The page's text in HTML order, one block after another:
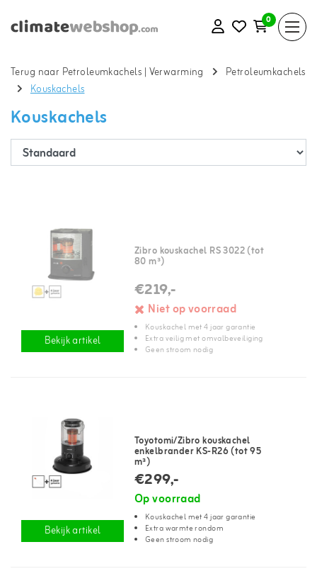
0
Terug naar Petroleumkachels | Verwarming
Petroleumkachels
Kouskachels
Kouskachels
Bekijk artikel
Zibro kouskachel RS 3022 (tot
80 m³)
€219,-
Niet op voorraad
Kouskachel met 4 jaar garantie
Extra veilig met omvalbeveiliging
Geen stroom nodig
Bekijk artikel
Toyotomi/Zibro kouskachel
enkelbrander KS-R26 (tot 95
m³)
€299,-
Op voorraad
Kouskachel met 4 jaar garantie
Extra warmte rondom
Geen stroom nodig